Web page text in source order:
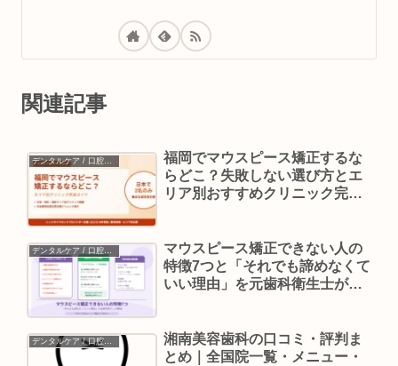
関連記事
福岡でマウスピース矯正するな
らどこ？失敗しない選び方とエ
リア別おすすめクリニック完全
デンタルケア / 口腔ケア
マウスピース矯正できない人の
特徴7つと「それでも諦めなくて
いい理由」を元歯科衛生士が解
デンタルケア / 口腔ケア
湘南美容歯科の口コミ・評判ま
とめ｜全国院一覧・メニュー・